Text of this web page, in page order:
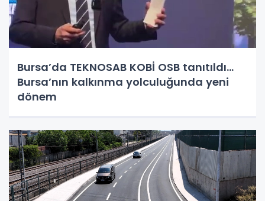
Bursa’da TEKNOSAB KOBİ OSB tanıtıldı...
Bursa’nın kalkınma yolculuğunda yeni
dönem